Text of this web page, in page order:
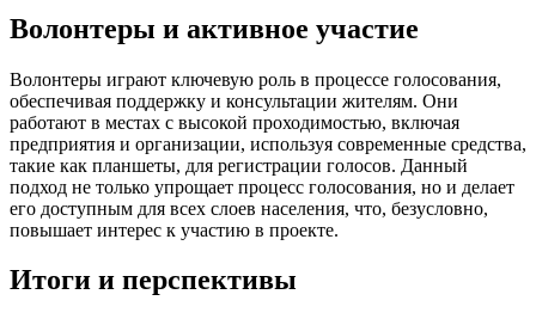
Волонтеры и активное участие
Волонтеры играют ключевую роль в процессе голосования,
обеспечивая поддержку и консультации жителям. Они
работают в местах с высокой проходимостью, включая
предприятия и организации, используя современные средства,
такие как планшеты, для регистрации голосов. Данный
подход не только упрощает процесс голосования, но и делает
его доступным для всех слоев населения, что, безусловно,
повышает интерес к участию в проекте.
Итоги и перспективы